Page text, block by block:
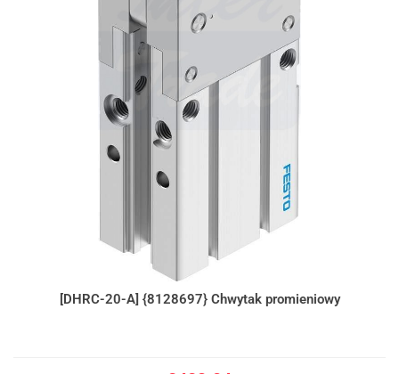
[DHRC-20-A] {8128697} Chwytak promieniowy